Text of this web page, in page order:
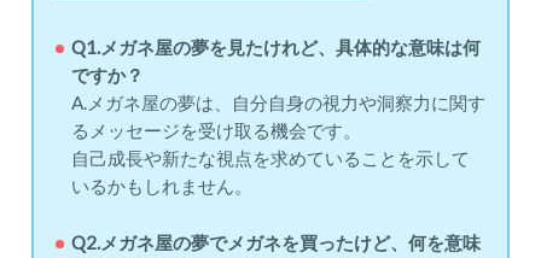
Q1.メガネ屋の夢を見たけれど、具体的な意味は何
ですか？
A.メガネ屋の夢は、自分自身の視力や洞察力に関す
るメッセージを受け取る機会です。
自己成長や新たな視点を求めていることを示して
いるかもしれません。
Q2.メガネ屋の夢でメガネを買ったけど、何を意味